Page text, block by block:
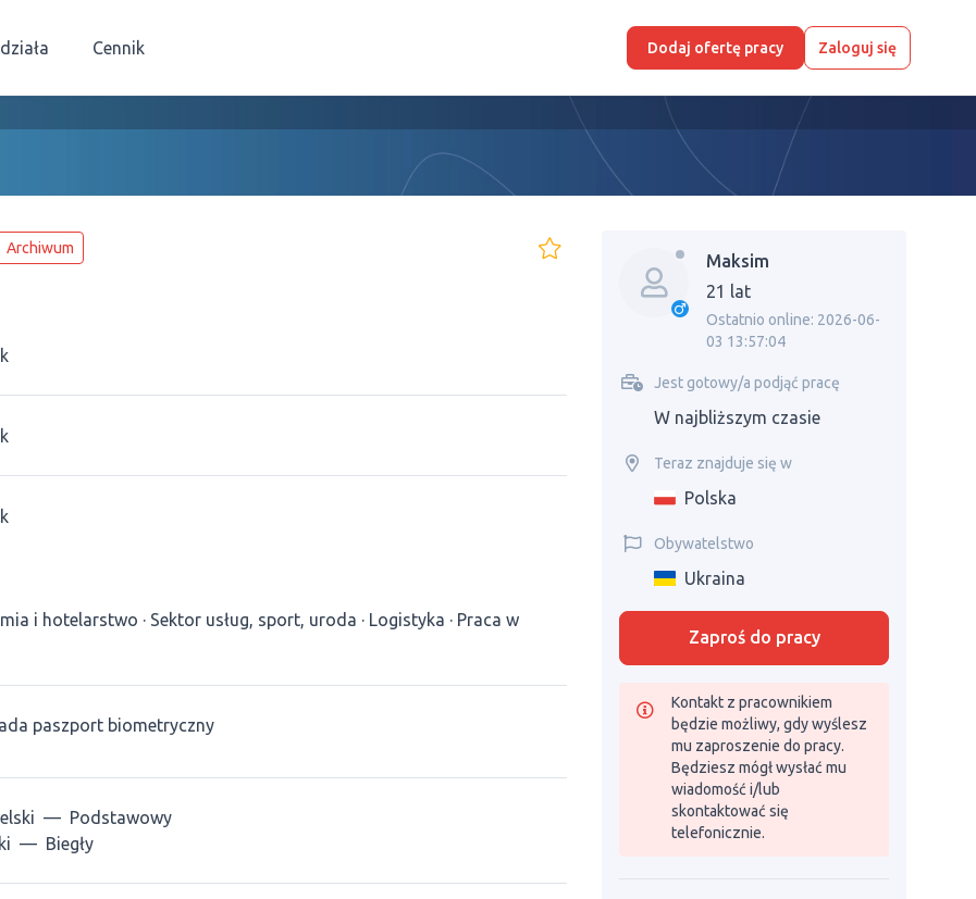
Cennik Dodaj ofertę pracy Zaloguj się
Archiwum
i hotelarstwo Sektor usług, sport, uroda Logistyka
Praca w
paszport biometryczny
— Podstawowy
— Biegły
Maksim
21 lat
Ostatnio online: 2026-06-
03 13:57:04
Jest gotowy/a podjąć pracę
W najbliższym czasie
Teraz znajduje się w
Polska
Obywatelstwo
Ukraina
Zaproś do pracy
Kontakt z pracownikiem
będzie możliwy, gdy wyślesz
mu zaproszenie do pracy.
Będziesz mógł wysłać mu
wiadomość i/lub
skontaktować się
telefonicznie.